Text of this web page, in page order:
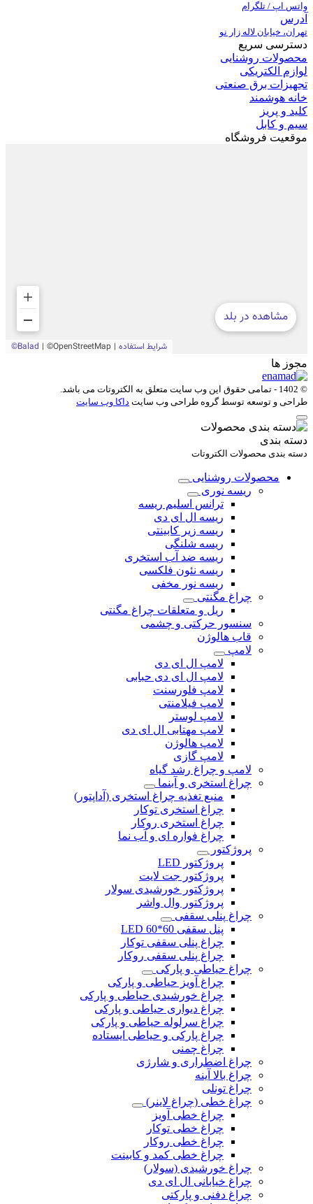
واتس اپ / تلگرام
آدرس
تهران، خیابان لاله زار نو
دسترسی سریع
محصولات روشنایی
لوازم الکتریکی
تجهیزات برق صنعتی
خانه هوشمند
کلید و پریز
سیم و کابل
موقعیت فروشگاه
مجوز ها
© 1402 - تمامی حقوق این وب سایت متعلق به الکتروتات می باشد.
طراحی و توسعه توسط گروه طراحی وب سایت داکا وب سایت
دسته بندی
دسته بندی محصولات الکتروتات
محصولات روشنایی
ریسه نوری
ترانس اسلیم ریسه
ریسه ال ای دی
ریسه زیر کابینتی
ریسه شلنگی
ریسه ضد آب استخری
ریسه نئون فلکسی
ریسه نور مخفی
چراغ مگنتی
ریل و متعلقات چراغ مگنتی
سنسور حرکتی و چشمی
قاب هالوژن
لامپ
لامپ ال ای دی
لامپ ال ای دی حبابی
لامپ فلورسنت
لامپ فیلامنتی
لامپ لوستر
لامپ مهتابی ال ای دی
لامپ هالوژن
لامپ گازی
لامپ و چراغ رشد گیاه
چراغ استخری و آبنما
منبع تغذیه چراغ استخری (آداپتور)
چراغ استخری توکار
چراغ استخری روکار
چراغ فواره ای و آب نما
پروژکتور
پروژکتور LED
پروژکتور جت لایت
پروژکتور خورشیدی سولار
پروژکتور وال واشر
چراغ پنلی سقفی
پنل سقفی 60*60 LED
چراغ پنلی سقفی توکار
چراغ پنلی سقفی روکار
چراغ حیاطی و پارکی
چراغ آویز حیاطی و پارکی
چراغ خورشیدی حیاطی و پارکی
چراغ دیواری حیاطی و پارکی
چراغ سرلوله حیاطی و پارکی
چراغ پارکی و حیاطی ایستاده
چراغ چمنی
چراغ اضطراری و شارژی
چراغ بالا آینه
چراغ تونلی
چراغ خطی (چراغ لاینر)
چراغ خطی آویز
چراغ خطی توکار
چراغ خطی روکار
چراغ خطی کمد و کابینت
چراغ خورشیدی (سولار)
چراغ خیابانی ال ای دی
چراغ دفنی و پارکتی